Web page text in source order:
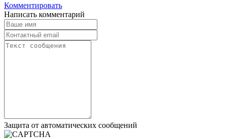
Комментировать
Написать комментарий
Защита от автоматических сообщений